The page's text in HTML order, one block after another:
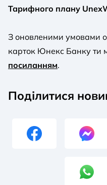
Тарифного плану
З оновленими умовами
карток Юнекс Банку ти
посиланням.
Поділитися